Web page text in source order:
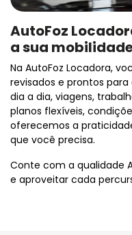
AutoFoz
a sua
Na AutoFoz Locadora,
revisados e prontos
dia a dia, viagens,
planos flexíveis,
oferecemos a
que você precisa.
Conte com a qualidade
e aproveitar cada